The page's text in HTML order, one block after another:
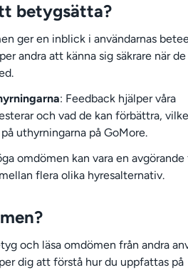
betygsätta?
ger en inblick i användarnas
andra att känna sig säkrare när
: Feedback hjälper våra
och vad de kan förbättra,
uthyrningarna på GoMore.
omdömen kan vara en
flera olika hyresalternativ.
och läsa omdömen från andra
dig att förstå hur du uppfattas på